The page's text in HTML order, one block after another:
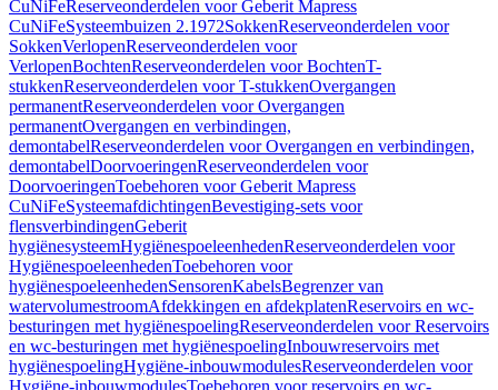
CuNiFeReserveonderdelen voor Geberit Mapress
CuNiFeSysteembuizen 2.1972SokkenReserveonderdelen voor
SokkenVerlopenReserveonderdelen voor
VerlopenBochtenReserveonderdelen voor BochtenT-
stukkenReserveonderdelen voor T-stukkenOvergangen
permanentReserveonderdelen voor Overgangen
permanentOvergangen en verbindingen,
demontabelReserveonderdelen voor Overgangen en verbindingen,
demontabelDoorvoeringenReserveonderdelen voor
DoorvoeringenToebehoren voor Geberit Mapress
CuNiFeSysteemafdichtingenBevestiging-sets voor
flensverbindingenGeberit
hygiënesysteemHygiënespoeleenhedenReserveonderdelen voor
HygiënespoeleenhedenToebehoren voor
hygiënespoeleenhedenSensorenKabelsBegrenzer van
watervolumestroomAfdekkingen en afdekplatenReservoirs en wc-
besturingen met hygiënespoelingReserveonderdelen voor Reservoirs
en wc-besturingen met hygiënespoelingInbouwreservoirs met
hygiënespoelingHygiëne-inbouwmodulesReserveonderdelen voor
Hygiëne-inbouwmodulesToebehoren voor reservoirs en wc-